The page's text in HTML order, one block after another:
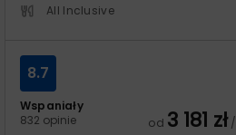
All Inclusive
Wspaniały
832 opinie
8.7
od 3 181 zł/